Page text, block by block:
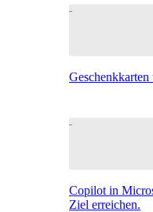
Copilot in
Ziel erreichen.